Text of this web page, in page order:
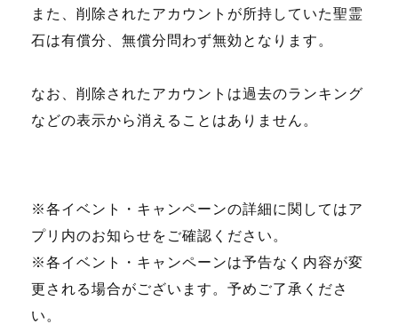
また、削除されたアカウントが所持していた聖霊
石は有償分、無償分問わず無効となります。
なお、削除されたアカウントは過去のランキング
などの表示から消えることはありません。
※各イベント・キャンペーンの詳細に関してはア
プリ内のお知らせをご確認ください。
※各イベント・キャンペーンは予告なく内容が変
更される場合がございます。予めご了承くださ
い。